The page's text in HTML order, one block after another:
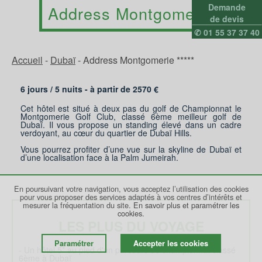
Demande
de devis
✆ 01 55 37 37 40
Address Montgomerie
Accueil - Dubaï-Address Montgomerie *****
6 jours / 5 nuits - à partir de 2570 €
Cet hôtel est situé à deux pas du golf de Championnat le
Montgomerie Golf Club, classé 6ème meilleur golf de
Dubaï. Il vous propose un standing élevé dans un cadre
verdoyant, au cœur du quartier de Dubaï Hills.
Vous pourrez profiter d’une vue sur la skyline de Dubaï et
d’une localisation face à la Palm Jumeirah.
- Un hôtel 5* au pied d'un parcours de championnat classé
En poursuivant votre navigation, vous acceptez l’utilisation des cookies
pour vous proposer des services adaptés à vos centres d’intérêts et
mesurer la fréquentation du site. En savoir plus et paramétrer les
cookies.
Paramétrer Accepter les cookies